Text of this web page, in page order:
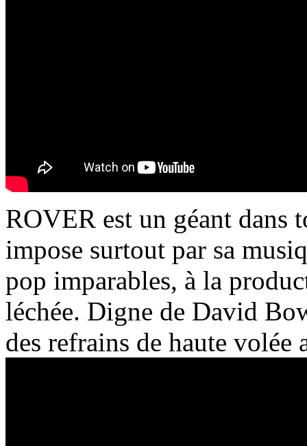
ROVER est un géant dans
impose surtout par sa
pop imparables, à la
léchée. Digne de David
des refrains de haute volée